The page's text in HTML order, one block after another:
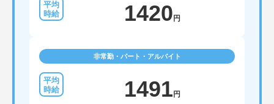
1420 円
非常勤・パート・アルバイト
1491 円